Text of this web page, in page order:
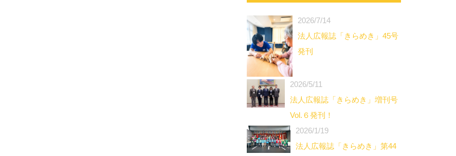
2026/7/14
法人広報誌「きらめき」45号
発刊
2026/5/11
法人広報誌「きらめき」増刊号
Vol.６発刊！
2026/1/19
法人広報誌「きらめき」第44